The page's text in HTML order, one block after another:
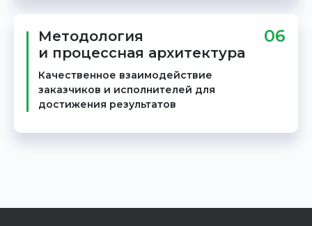
06
Методология
и процессная архитектура
Качественное взаимодействие
заказчиков и исполнителей для
достижения результатов